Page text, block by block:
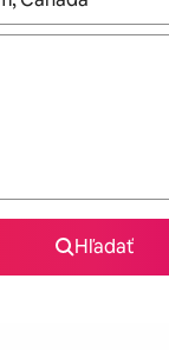
Hľadať